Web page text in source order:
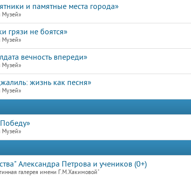
и памятные места города»
Музей»
грязи не боятся»
Музей»
вечность впереди»
Музей»
жизнь как песня»
Музей»
Музей»
Александра Петрова и учеников (0+)
галерея имени Г.М.Хакимовой"